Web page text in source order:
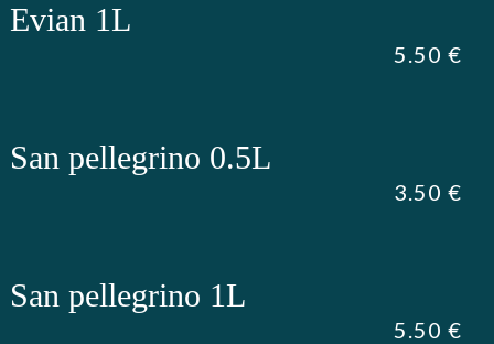
Evian 1L
5.50 €
San pellegrino 0.5L
3.50 €
San pellegrino 1L
5.50 €